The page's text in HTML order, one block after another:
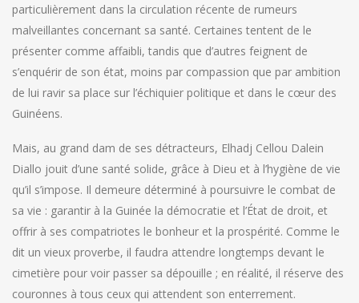
particulièrement dans la circulation récente de rumeurs
malveillantes concernant sa santé. Certaines tentent de le
présenter comme affaibli, tandis que d’autres feignent de
s’enquérir de son état, moins par compassion que par ambition
de lui ravir sa place sur l’échiquier politique et dans le cœur des
Guinéens.
Mais, au grand dam de ses détracteurs, Elhadj Cellou Dalein
Diallo jouit d’une santé solide, grâce à Dieu et à l’hygiène de vie
qu’il s’impose. Il demeure déterminé à poursuivre le combat de
sa vie : garantir à la Guinée la démocratie et l’État de droit, et
offrir à ses compatriotes le bonheur et la prospérité. Comme le
dit un vieux proverbe, il faudra attendre longtemps devant le
cimetière pour voir passer sa dépouille ; en réalité, il réserve des
couronnes à tous ceux qui attendent son enterrement.